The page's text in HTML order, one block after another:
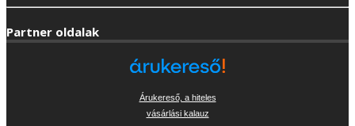
Partner oldalak
Árukereső, a hiteles
vásárlási kalauz